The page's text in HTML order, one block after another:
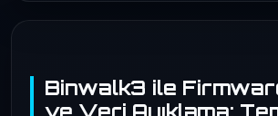
Binwalk3 ile
ve Veri Ayıklama: